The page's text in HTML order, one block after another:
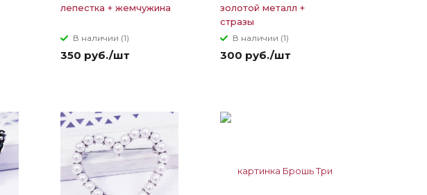
лепестка + жемчужина
В наличии (1)
350 руб./шт
золотой металл +
стразы
В наличии (1)
300 руб./шт